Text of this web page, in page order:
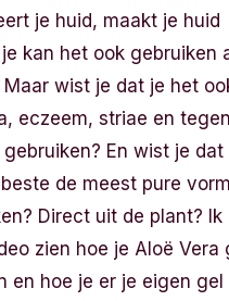
je huid, maakt je huid
kan het ook gebruiken
Maar wist je dat je het
eczeem, striae en tegen
En wist je dat
de meest pure vorm
Direct uit de plant? Ik
zien hoe je Aloë Vera
en hoe je er je eigen gel